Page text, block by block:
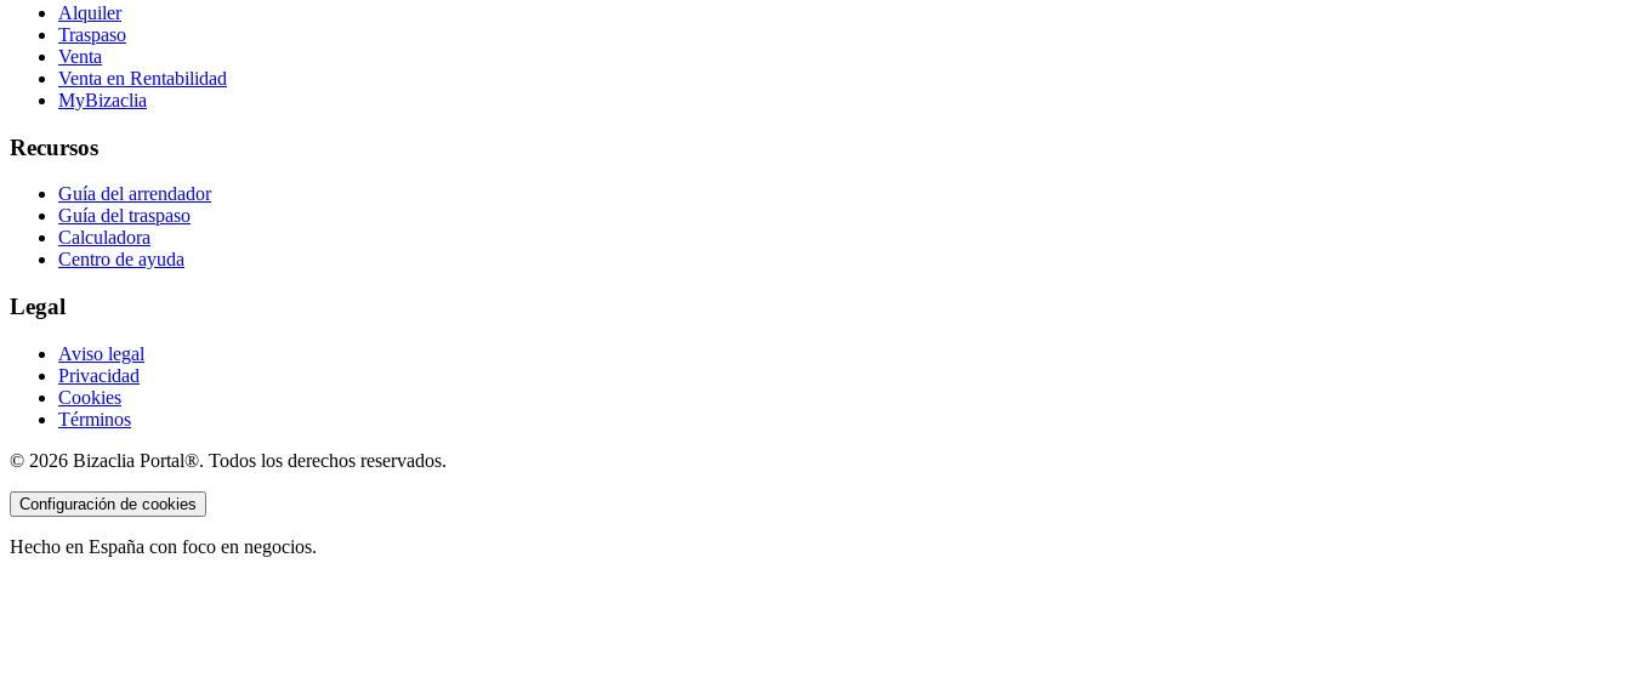
Alquiler
Traspaso
Venta
Venta en Rentabilidad
MyBizaclia
Recursos
Guía del arrendador
Guía del traspaso
Calculadora
Centro de ayuda
Legal
Aviso legal
Privacidad
Cookies
Términos
© 2026 Bizaclia Portal®. Todos los derechos reservados.
Configuración de cookies
Hecho en España con foco en negocios.